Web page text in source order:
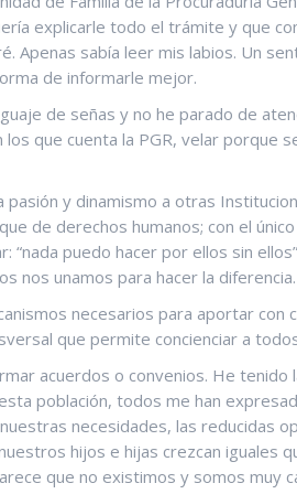
explicarle todo el trámite y que
Apenas sabía leer mis labios. Un
de informarle mejor.
de señas y no he parado de
que cuenta la PGR, velar porque
y dinamismo a otras
de derechos humanos; con el
puedo hacer por ellos sin
nos unamos para hacer la diferencia.
necesarios para aportar con
que permite concienciar a
acuerdos o convenios. He tenido
población, todos me han
necesidades, las reducidas
hijos e hijas crezcan iguales
que no existimos y somos muy